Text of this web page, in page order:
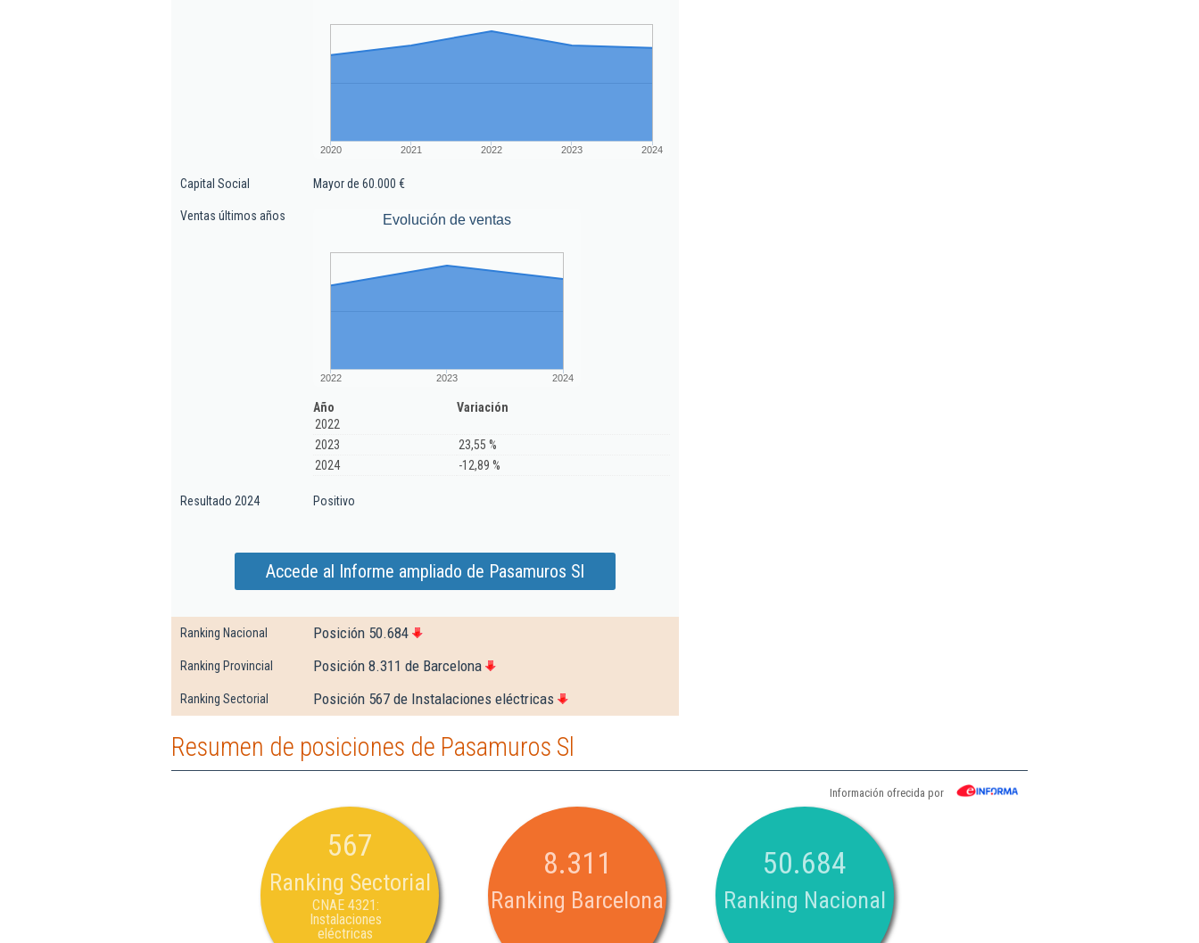
2020 2021 2022 2023 2024
Capital Social Mayor de 60.000 €
Ventas últimos años Evolución de ventas
2022 2023 2024
Año
Variación
2022
2023
23,55 %
2024
-12,89 %
Resultado 2024 Positivo
Accede al Informe ampliado de Pasamuros Sl
Ranking Nacional Posición 50.684
Ranking Provincial Posición 8.311 de Barcelona
Ranking Sectorial Posición 567 de Instalaciones eléctricas
Resumen de posiciones de Pasamuros Sl
Información ofrecida por
567
Ranking Sectorial
CNAE 4321:
Instalaciones
eléctricas
8.311
Ranking Barcelona
50.684
Ranking Nacional